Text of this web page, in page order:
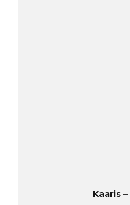
Kaaris –